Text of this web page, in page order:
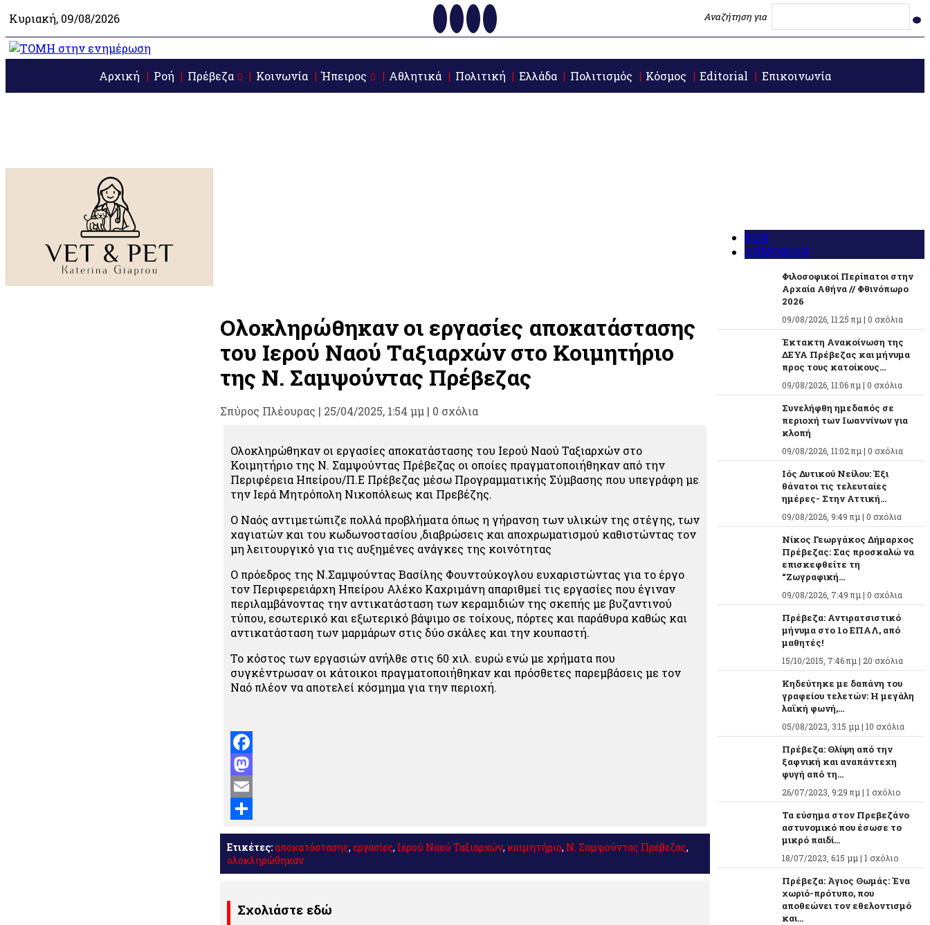
Κυριακή, 09/08/2026 Αναζήτηση για
Αρχική Ροή Πρέβεζα Κοινωνία Ήπειρος Αθλητικά Πολιτική Ελλάδα Πολιτισμός Κόσμος Editorial Επικοινωνία
Ολοκληρώθηκαν οι εργασίες αποκατάστασης
του Ιερού Ναού Ταξιαρχών στο Κοιμητήριο
της Ν. Σαμψούντας Πρέβεζας
Σπύρος Πλέουρας | 25/04/2025, 1:54 μμ | 0 σχόλια
Ολοκληρώθηκαν οι εργασίες αποκατάστασης του Ιερού Ναού Ταξιαρχών στο
Κοιμητήριο της Ν. Σαμψούντας Πρέβεζας οι οποίες πραγματοποιήθηκαν από την
Περιφέρεια Ηπείρου/Π.Ε Πρέβεζας μέσω Προγραμματικής Σύμβασης που υπεγράφη με
την Ιερά Μητρόπολη Νικοπόλεως και Πρεβέζης.
Ο Ναός αντιμετώπιζε πολλά προβλήματα όπως η γήρανση των υλικών της στέγης, των
χαγιατών και του κωδωνοστασίου ,διαβρώσεις και αποχρωματισμού καθιστώντας τον
μη λειτουργικό για τις αυξημένες ανάγκες της κοινότητας
Ο πρόεδρος της Ν.Σαμψούντας Βασίλης Φουντούκογλου ευχαριστώντας για το έργο
τον Περιφερειάρχη Ηπείρου Αλέκο Καχριμάνη απαριθμεί τις εργασίες που έγιναν
περιλαμβάνοντας την αντικατάσταση των κεραμιδιών της σκεπής με βυζαντινού
τύπου, εσωτερικό και εξωτερικό βάψιμο σε τοίχους, πόρτες και παράθυρα καθώς και
αντικατάσταση των μαρμάρων στις δύο σκάλες και την κουπαστή.
Το κόστος των εργασιών ανήλθε στις 60 χιλ. ευρώ ενώ με χρήματα που
συγκέντρωσαν οι κάτοικοι πραγματοποιήθηκαν και πρόσθετες παρεμβάσεις με τον
Ναό πλέον να αποτελεί κόσμημα για την περιοχή.
Facebook
Mastodon
Email
Μοιραστείτε
Ετικέτες:αποκατάστασης, εργασίες, Ιερού Ναού Ταξιαρχών, κοιμητήριο, Ν. Σαμψούντας Πρέβεζας,
ολοκληρώθηκαν
Σχολιάστε εδώ
ΡΟΗ
ΔΗΜΟΦΙΛΗ
Φιλοσοφικοί Περίπατοι στην
Αρχαία Αθήνα // Φθινόπωρο
2026
09/08/2026, 11:25 πμ | 0 σχόλια
Έκτακτη Ανακοίνωση της
ΔΕΥΑ Πρέβεζας και μήνυμα
προς τους κατοίκους...
09/08/2026, 11:06 πμ | 0 σχόλια
Συνελήφθη ημεδαπός σε
περιοχή των Ιωαννίνων για
κλοπή
09/08/2026, 11:02 πμ | 0 σχόλια
Ιός Δυτικού Νείλου: Έξι
θάνατοι τις τελευταίες
ημέρες- Στην Αττική...
09/08/2026, 9:49 πμ | 0 σχόλια
Νίκος Γεωργάκος Δήμαρχος
Πρέβεζας: Σας προσκαλώ να
επισκεφθείτε τη
“Ζωγραφική...
09/08/2026, 7:49 πμ | 0 σχόλια
Πρέβεζα: Αντιρατσιστικό
μήνυμα στο 1ο ΕΠΑΛ, από
μαθητές!
15/10/2015, 7:46 πμ | 20 σχόλια
Κηδεύτηκε με δαπάνη του
γραφείου τελετών: Η μεγάλη
λαϊκή φωνή,...
05/08/2023, 3:15 μμ | 10 σχόλια
Πρέβεζα: Θλίψη από την
ξαφνική και αναπάντεχη
φυγή από τη...
26/07/2023, 9:29 πμ | 1 σχόλιο
Τα εύσημα στον Πρεβεζάνο
αστυνομικό που έσωσε το
μικρό παιδί...
18/07/2023, 6:15 μμ | 1 σχόλιο
Πρέβεζα: Άγιος Θωμάς: Ένα
χωριό-πρότυπο, που
αποθεώνει τον εθελοντισμό
και...